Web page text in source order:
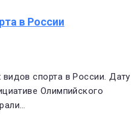
в России
спорта в России. Дату
Олимпийского